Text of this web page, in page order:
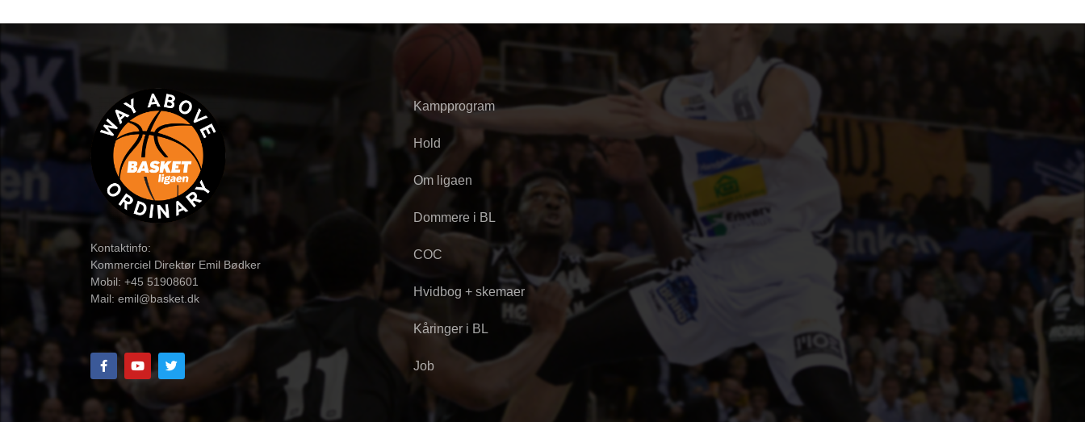
Kontaktinfo:
Kommerciel Direktør Emil Bødker
Mobil: +45 51908601
Mail: emil@basket.dk
Kampprogram
Hold
Om ligaen
Dommere i BL
COC
Hvidbog + skemaer
Kåringer i BL
Job